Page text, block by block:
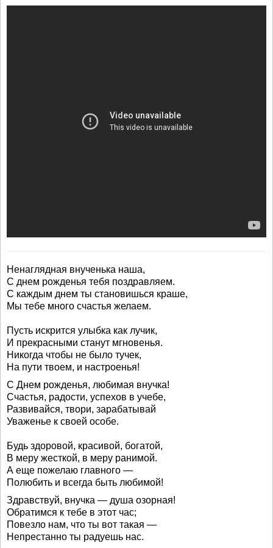
Ненаглядная внученька наша,
С днем рожденья тебя поздравляем.
С каждым днем ты становишься краше,
Мы тебе много счастья желаем.
Пусть искрится улыбка как лучик,
И прекрасными станут мгновенья.
Никогда чтобы не было тучек,
На пути твоем, и настроенья!
С Днем рожденья, любимая внучка!
Счастья, радости, успехов в учебе,
Развивайся, твори, зарабатывай
Уваженье к своей особе.
Будь здоровой, красивой, богатой,
В меру жесткой, в меру ранимой.
А еще пожелаю главного —
Полюбить и всегда быть любимой!
Здравствуй, внучка — душа озорная!
Обратимся к тебе в этот час;
Повезло нам, что ты вот такая —
Непрестанно ты радуешь нас.